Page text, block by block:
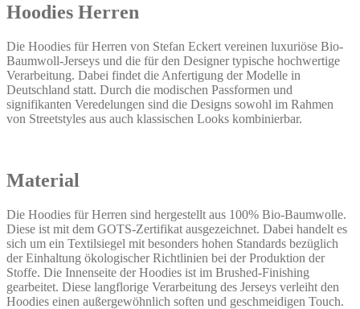
Hoodies Herren
Die Hoodies für Herren von Stefan Eckert vereinen luxuriöse Bio-
Baumwoll-Jerseys und die für den Designer typische hochwertige
Verarbeitung. Dabei findet die Anfertigung der Modelle in
Deutschland statt. Durch die modischen Passformen und
signifikanten Veredelungen sind die Designs sowohl im Rahmen
von Streetstyles aus auch klassischen Looks kombinierbar.
Material
Die Hoodies für Herren sind hergestellt aus 100% Bio-Baumwolle.
Diese ist mit dem GOTS-Zertifikat ausgezeichnet. Dabei handelt es
sich um ein Textilsiegel mit besonders hohen Standards bezüglich
der Einhaltung ökologischer Richtlinien bei der Produktion der
Stoffe. Die Innenseite der Hoodies ist im Brushed-Finishing
gearbeitet. Diese langflorige Verarbeitung des Jerseys verleiht den
Hoodies einen außergewöhnlich soften und geschmeidigen Touch.